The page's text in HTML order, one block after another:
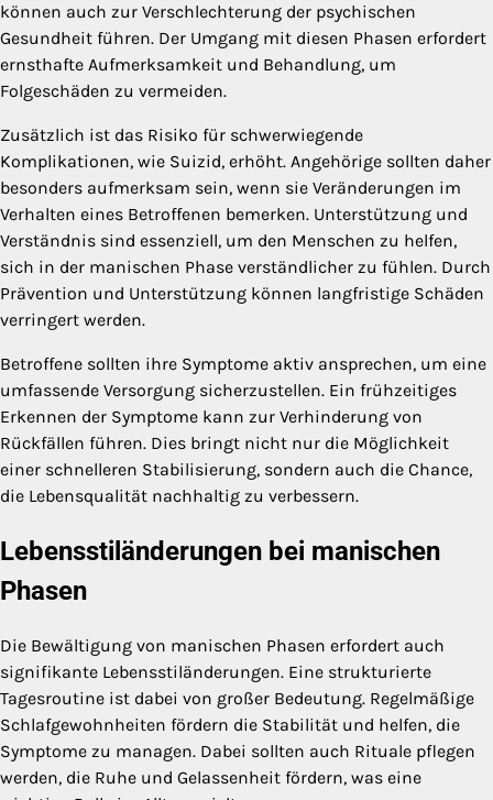
können auch zur Verschlechterung der psychischen
Gesundheit führen. Der Umgang mit diesen Phasen erfordert
ernsthafte Aufmerksamkeit und Behandlung, um
Folgeschäden zu vermeiden.
Zusätzlich ist das Risiko für schwerwiegende
Komplikationen, wie Suizid, erhöht. Angehörige sollten daher
besonders aufmerksam sein, wenn sie Veränderungen im
Verhalten eines Betroffenen bemerken. Unterstützung und
Verständnis sind essenziell, um den Menschen zu helfen,
sich in der manischen Phase verständlicher zu fühlen. Durch
Prävention und Unterstützung können langfristige Schäden
verringert werden.
Betroffene sollten ihre Symptome aktiv ansprechen, um eine
umfassende Versorgung sicherzustellen. Ein frühzeitiges
Erkennen der Symptome kann zur Verhinderung von
Rückfällen führen. Dies bringt nicht nur die Möglichkeit
einer schnelleren Stabilisierung, sondern auch die Chance,
die Lebensqualität nachhaltig zu verbessern.
Lebensstiländerungen bei manischen
Phasen
Die Bewältigung von manischen Phasen erfordert auch
signifikante Lebensstiländerungen. Eine strukturierte
Tagesroutine ist dabei von großer Bedeutung. Regelmäßige
Schlafgewohnheiten fördern die Stabilität und helfen, die
Symptome zu managen. Dabei sollten auch Rituale pflegen
werden, die Ruhe und Gelassenheit fördern, was eine